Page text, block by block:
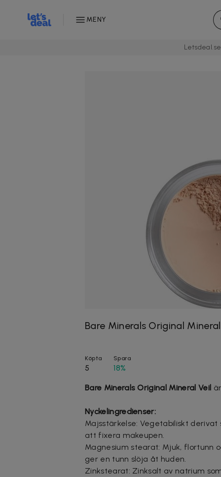
MENY
Letsdeal.se
Bare Minerals Original
Köpta
5
Spara
18%
Bare Minerals Original Mineral Veil
Nyckelingredienser:
Majsstärkelse: Vegetabiliskt
att fixera makeupen.
Magnesium stearat: Mjuk, flortunn
ger en tunn slöja åt huden.
Zinkstearat: Zinksalt av natrium